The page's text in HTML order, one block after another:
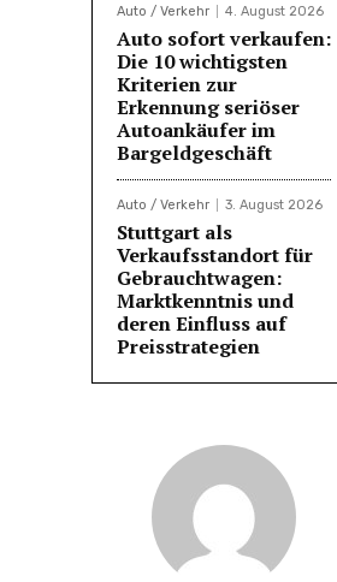
Auto / Verkehr 4. August 2026
Auto sofort verkaufen:
Die 10 wichtigsten
Kriterien zur
Erkennung seriöser
Autoankäufer im
Bargeldgeschäft
Auto / Verkehr 3. August 2026
Stuttgart als
Verkaufsstandort für
Gebrauchtwagen:
Marktkenntnis und
deren Einfluss auf
Preisstrategien